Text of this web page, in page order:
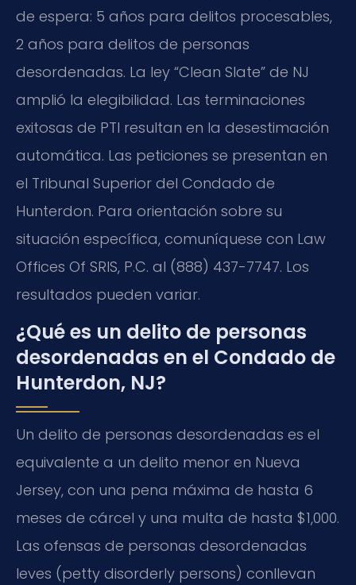
de espera: 5 años para delitos procesables,
2 años para delitos de personas
desordenadas. La ley “Clean Slate” de NJ
amplió la elegibilidad. Las terminaciones
exitosas de PTI resultan en la desestimación
automática. Las peticiones se presentan en
el Tribunal Superior del Condado de
Hunterdon. Para orientación sobre su
situación específica, comuníquese con Law
Offices Of SRIS, P.C. al (888) 437-7747. Los
resultados pueden variar.
¿Qué es un delito de personas
desordenadas en el Condado de
Hunterdon, NJ?
Un delito de personas desordenadas es el
equivalente a un delito menor en Nueva
Jersey, con una pena máxima de hasta 6
meses de cárcel y una multa de hasta $1,000.
Las ofensas de personas desordenadas
leves (petty disorderly persons) conllevan